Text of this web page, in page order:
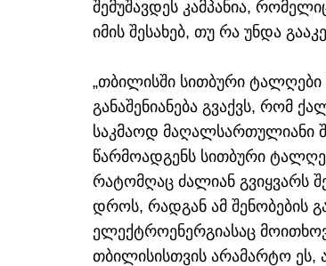
შემუშავდეს კამპანია,
იმის შესახებ, თუ რა უნდა
„თბილისში სითბური
განაშენიანება გვაქვს, რომ
საკმაოდ მაღალსართულიანი
წარმოადგენს სითბური
რატომღაც ძალიან გვიყვარს
დროს, რადგან ამ
ელექტროენერგიასაც
თბილისისთვის არამარტო ეს,